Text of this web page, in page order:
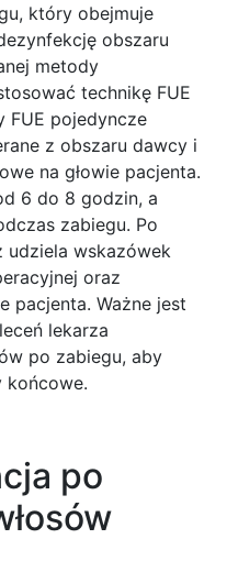
który obejmuje
obszaru
metody
technikę FUE
FUE pojedyncze
z obszaru dawcy i
na głowie pacjenta.
6 do 8 godzin, a
zabiegu. Po
udziela wskazówek
oraz
pacjenta. Ważne jest
lekarza
po zabiegu, aby
końcowe.
po